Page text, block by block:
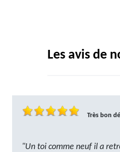
Les avis de
Très bon
"Un toi comme neuf il a